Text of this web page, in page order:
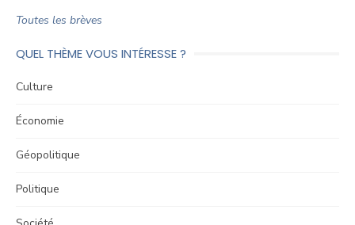
Toutes les brèves
QUEL THÈME VOUS INTÉRESSE ?
Culture
Économie
Géopolitique
Politique